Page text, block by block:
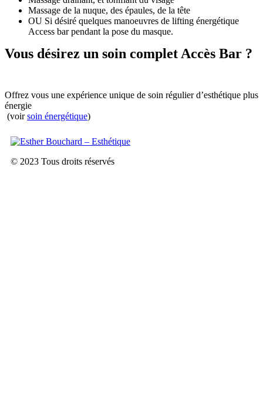
Massage de la nuque, des épaules, de la tête
OU Si désiré quelques manoeuvres de lifting énergétique
Access bar pendant la pose du masque.
Vous désirez un soin complet Accès Bar ?
Offrez vous une expérience unique de soin régulier d’esthétique plus
énergie
(voirsoin énergétique)
© 2023 Tous droits réservés